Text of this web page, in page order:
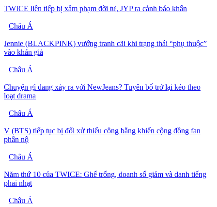
TWICE liên tiếp bị xâm phạm đời tư, JYP ra cảnh báo khẩn
Châu Á
Jennie (BLACKPINK) vướng tranh cãi khi trạng thái “phụ thuộc”
vào khán giả
Châu Á
Chuyện gì đang xảy ra với NewJeans? Tuyên bố trở lại kéo theo
loạt drama
Châu Á
V (BTS) tiếp tục bị đối xử thiếu công bằng khiến cộng đồng fan
phẫn nộ
Châu Á
Năm thứ 10 của TWICE: Ghế trống, doanh số giảm và danh tiếng
phai nhạt
Châu Á